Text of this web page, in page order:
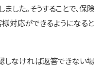
した。そうすることで、保険
対応ができるようになると
しなければ返答できない場